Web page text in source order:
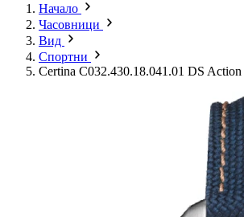
Начало
Часовници
Вид
Спортни
Certina C032.430.18.041.01 DS